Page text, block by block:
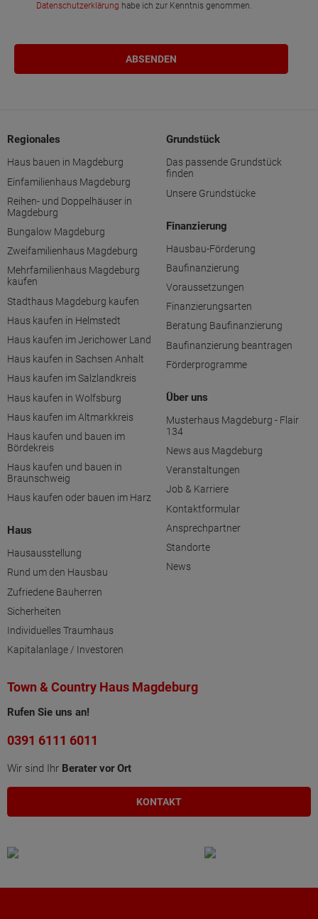
Datenschutzerklärung habe ich zur Kenntnis genommen.
Regionales
Haus bauen in Magdeburg
Einfamilienhaus Magdeburg
Reihen- und Doppelhäuser in
Magdeburg
Bungalow Magdeburg
Zweifamilienhaus Magdeburg
Mehrfamilienhaus Magdeburg
kaufen
Stadthaus Magdeburg kaufen
Haus kaufen in Helmstedt
Haus kaufen im Jerichower Land
Haus kaufen in Sachsen Anhalt
Haus kaufen im Salzlandkreis
Haus kaufen in Wolfsburg
Haus kaufen im Altmarkkreis
Haus kaufen und bauen im
Bördekreis
Haus kaufen und bauen in
Braunschweig
Haus kaufen oder bauen im Harz
Haus
Hausausstellung
Rund um den Hausbau
Zufriedene Bauherren
Sicherheiten
Individuelles Traumhaus
Kapitalanlage / Investoren
Grundstück
Das passende Grundstück
finden
Unsere Grundstücke
Finanzierung
Hausbau-Förderung
Baufinanzierung
Voraussetzungen
Finanzierungsarten
Beratung Baufinanzierung
Baufinanzierung beantragen
Förderprogramme
Über uns
Musterhaus Magdeburg - Flair
134
News aus Magdeburg
Veranstaltungen
Job & Karriere
Kontaktformular
Ansprechpartner
Standorte
News
Town & Country Haus Magdeburg
Rufen Sie uns an!
0391 6111 6011
Wir sind Ihr Berater vor Ort
KONTAKT